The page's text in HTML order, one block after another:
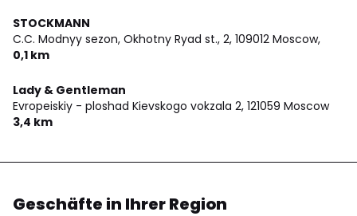
STOCKMANN
C.C. Modnyy sezon, Okhotny Ryad st., 2, 109012 Moscow,
0,1 km
Lady & Gentleman
Evropeiskiy - ploshad Kievskogo vokzala 2, 121059 Moscow
3,4 km
Geschäfte in Ihrer Region